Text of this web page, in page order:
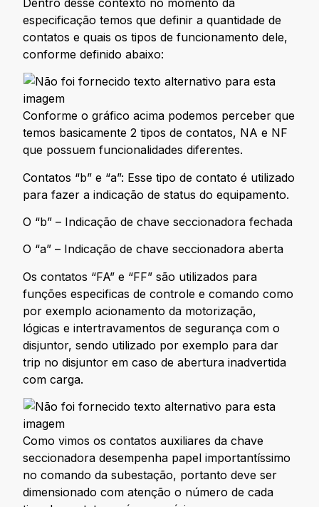
especificação temos que definir a quantidade de
contatos e quais os tipos de funcionamento dele,
conforme definido abaixo:
Conforme o gráfico acima podemos perceber que
temos basicamente 2 tipos de contatos, NA e NF
que possuem funcionalidades diferentes.
Contatos “b” e “a”: Esse tipo de contato é utilizado
para fazer a indicação de status do equipamento.
O “b” – Indicação de chave seccionadora fechada
O “a” – Indicação de chave seccionadora aberta
Os contatos “FA” e “FF” são utilizados para
funções especificas de controle e comando como
por exemplo acionamento da motorização,
lógicas e intertravamentos de segurança com o
disjuntor, sendo utilizado por exemplo para dar
trip no disjuntor em caso de abertura inadvertida
com carga.
Como vimos os contatos auxiliares da chave
seccionadora desempenha papel importantíssimo
no comando da subestação, portanto deve ser
dimensionado com atenção o número de cada